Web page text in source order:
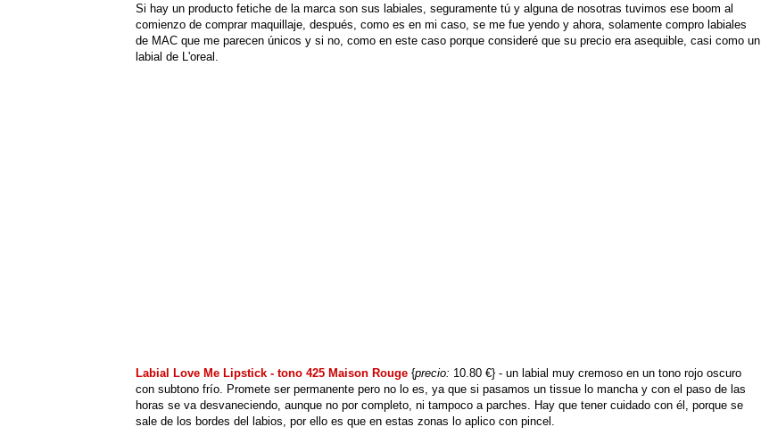
Si hay un producto fetiche de la marca son sus labiales, seguramente tú y alguna de nosotras tuvimos ese boom al
comienzo de comprar maquillaje, después, como es en mi caso, se me fue yendo y ahora, solamente compro labiales
de MAC que me parecen únicos y si no, como en este caso porque consideré que su precio era asequible, casi como un
labial de L'oreal.
Labial Love Me Lipstick - tono 425 Maison Rouge {precio: 10.80 €} - un labial muy cremoso en un tono rojo oscuro
con subtono frío. Promete ser permanente pero no lo es, ya que si pasamos un tissue lo mancha y con el paso de las
horas se va desvaneciendo, aunque no por completo, ni tampoco a parches. Hay que tener cuidado con él, porque se
sale de los bordes del labios, por ello es que en estas zonas lo aplico con pincel.